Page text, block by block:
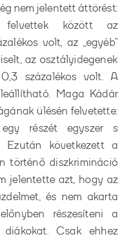
nem jelentett áttörést:
felvettek között az
volt, az „egyéb”
az osztályidegenek
százalékos volt. A
Maga Kádár
ülésén felvetette:
részét egyszer s
Ezután következett a
történő diszkrimináció
jelentette azt, hogy az
és nem akarta
részesíteni a
diákokat. Csak ehhez